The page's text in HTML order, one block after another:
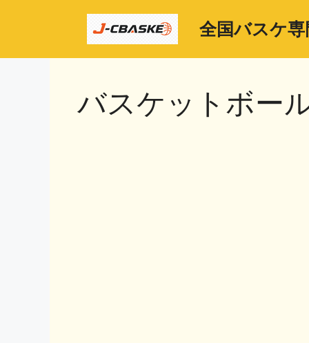
ン
全国バスケ
バスケットボー